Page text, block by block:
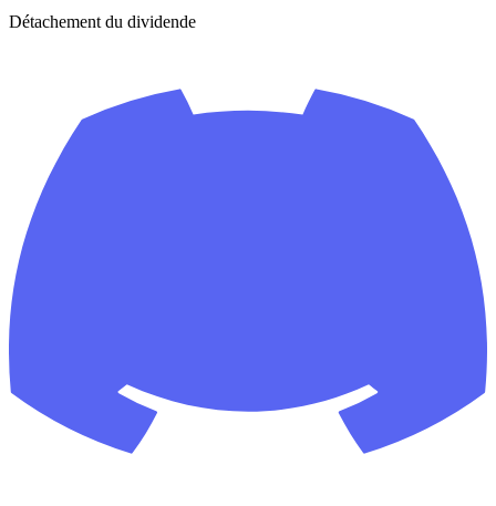
Détachement du dividende